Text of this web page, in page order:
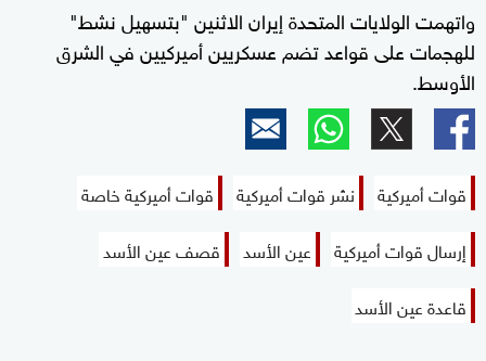
واتهمت الولايات المتحدة إيران الاثنين "بتسهيل نشط"
للهجمات على قواعد تضم عسكريين أميركيين في الشرق
الأوسط.
قوات أميركية نشر قوات أميركية
قوات أميركية خاصة
إرسال قوات أميركية
عين الأسد
قصف عين الأسد
قاعدة عين الأسد